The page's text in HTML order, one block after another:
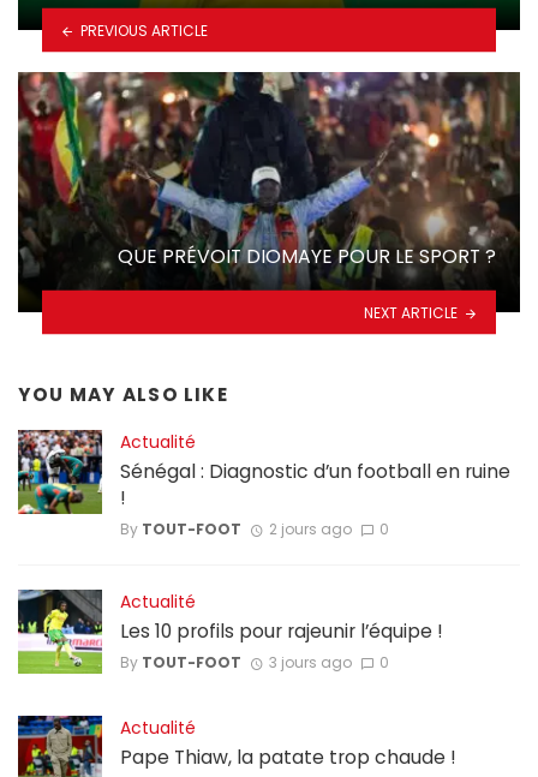
PREVIOUS ARTICLE
QUE PRÉVOIT DIOMAYE POUR LE SPORT ?
NEXT ARTICLE
YOU MAY ALSO LIKE
Actualité
Sénégal : Diagnostic d’un football en ruine
!
By TOUT-FOOT 2 jours ago 0
Actualité
Les 10 profils pour rajeunir l’équipe !
By TOUT-FOOT 3 jours ago 0
Actualité
Pape Thiaw, la patate trop chaude !